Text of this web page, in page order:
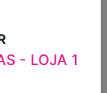
- LOJA 1